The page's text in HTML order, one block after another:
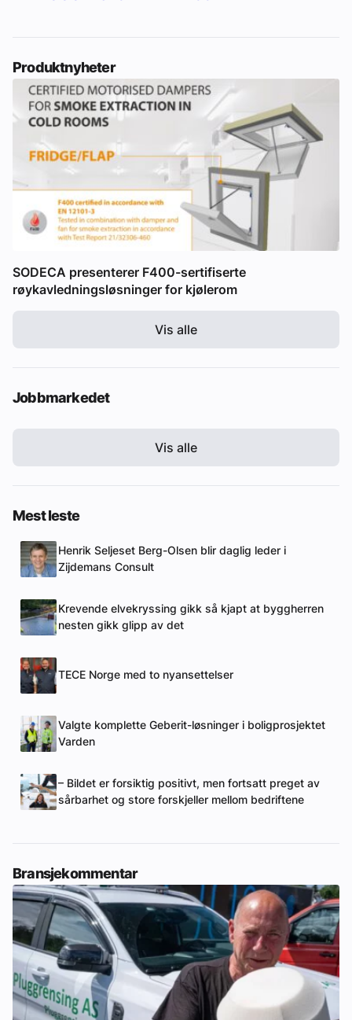
Produktnyheter
SODECA presenterer F400-sertifiserte
røykavledningsløsninger for kjølerom
Vis alle
Jobbmarkedet
Vis alle
Mest leste
Henrik Seljeset Berg-Olsen blir daglig leder i
Zijdemans Consult
Krevende elvekryssing gikk så kjapt at byggherren
nesten gikk glipp av det
TECE Norge med to nyansettelser
Valgte komplette Geberit-løsninger i boligprosjektet
Varden
– Bildet er forsiktig positivt, men fortsatt preget av
sårbarhet og store forskjeller mellom bedriftene
Bransjekommentar